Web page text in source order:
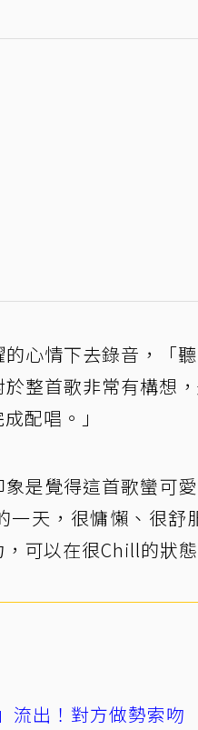
心情下去錄音，「
整首歌非常有構想
配唱。」
是覺得這首歌蠻可
天，很慵懶、很舒
可以在很Chill的狀態
流出！對方做勢索